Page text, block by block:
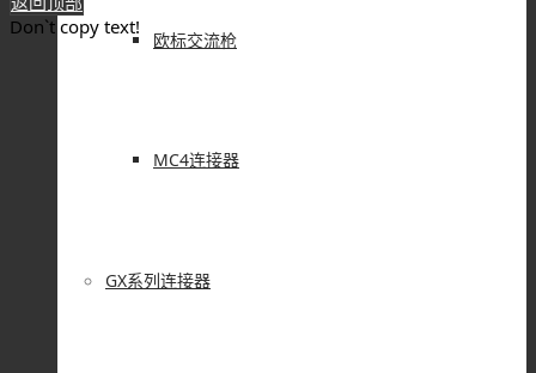
欧标交流枪
MC4连接器
GX系列连接器
Don`t copy text!